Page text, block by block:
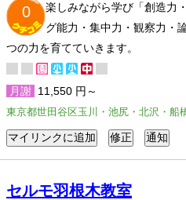
0
楽しみながら学び「創造力
グ能力・集中力・観察力・
つの力を育てていきます。
月謝 11,550 円～
東京都世田谷区玉川・池尻・北沢・船
セルモ羽根木教室